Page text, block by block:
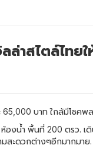
ล่าสไตล์ไทย
บาท ใกล้มีโชคพล
งน้ำ พื้นที่ 200 ตรว. เดิ
สะดวกต่างๆอีกมากมาย.